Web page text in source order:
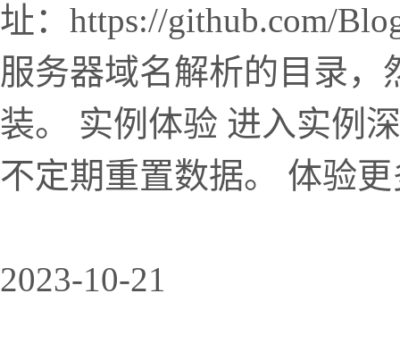
址：https://github.com/
服务器域名解析的目录
装。 实例体验 进入实例
不定期重置数据。 体验
2023-10-21